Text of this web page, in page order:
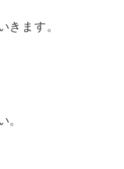
きます。
。